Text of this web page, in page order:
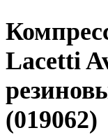
Lacetti
(019062)